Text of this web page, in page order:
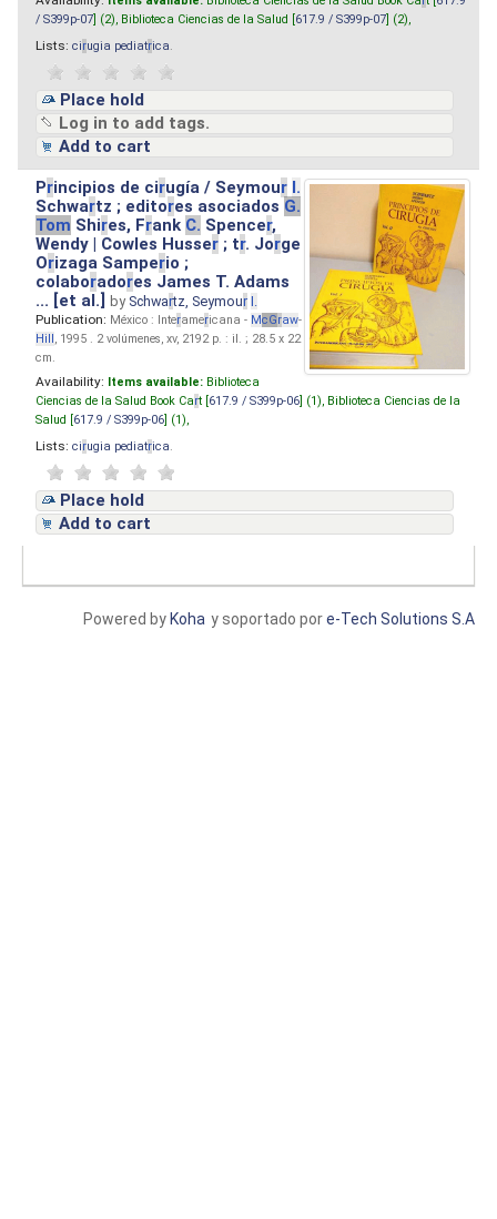
/ S399p-07 ] (2), Biblioteca Ciencias de la Salud [ 617.9 / S399p-07 ] (2),
Lists: cirugia pediatrica
Place hold
Log in to add tags.
Add to cart
Principios de cirugía / Seymour I.
Schwartz ; editores asociados G.
Tom Shires, Frank C. Spencer,
Wendy | Cowles Husser ; tr. Jorge
Orizaga Samperio ;
colaboradores James T. Adams
... [et al.]by Schwartz, Seymour I.
Publication: México : Interamericana - McGraw-
Hill, 1995 . 2 volúmenes, xv, 2192 p. : il. ; 28.5 x 22
cm.
Availability: Items available: Biblioteca
Ciencias de la Salud Book Cart [ 617.9 / S399p-06 ] (1), Biblioteca Ciencias de la
Salud [ 617.9 / S399p-06 ] (1),
Lists: cirugia pediatrica
Place hold
Add to cart
y soportado pore-Tech Solutions S.A
Powered by Koha